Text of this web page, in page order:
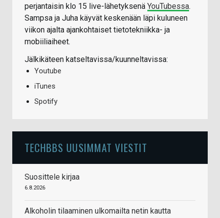
perjantaisin klo 15 live-lähetyksenä YouTubessa.
Sampsa ja Juha käyvät keskenään läpi kuluneen
viikon ajalta ajankohtaiset tietotekniikka- ja
mobiiliaiheet.
Jälkikäteen katseltavissa/kuunneltavissa:
Youtube
iTunes
Spotify
TECHBBS UUSIMMAT VIESTIT
Suosittele kirjaa
6.8.2026
Alkoholin tilaaminen ulkomailta netin kautta